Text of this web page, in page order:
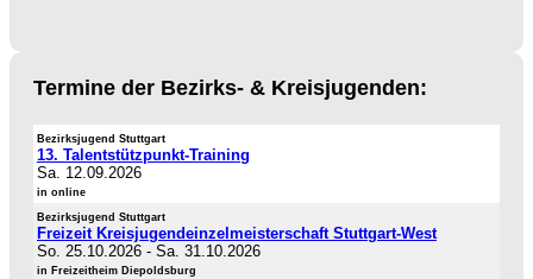
Termine der Bezirks- & Kreisjugenden:
Bezirksjugend Stuttgart
13. Talentstützpunkt-Training
Sa. 12.09.2026
in online
Bezirksjugend Stuttgart
Freizeit Kreisjugendeinzelmeisterschaft Stuttgart-West
So. 25.10.2026 - Sa. 31.10.2026
in Freizeitheim Diepoldsburg